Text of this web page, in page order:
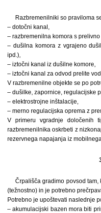
Razbremenilniki so praviloma
– dotočni kanal,
– razbremenilna komora s prelivno
– dušilna komora z vgrajeno
ipd.),
– iztočni kanal iz dušilne komore,
– iztočni kanal za odvod prelite
V razbremenilne objekte se po
– dušilke, zapornice, regulacijske
– elektrostrojne inštalacije,
– merno regulacijska oprema z
V primeru vgradnje določenih
razbremenilnika oskrbeti z
rezervnega napajanja iz
Črpališča gradimo povsod
(težnostno) in je potrebno
Potrebno je upoštevati naslednje
– akumulacijski bazen mora biti